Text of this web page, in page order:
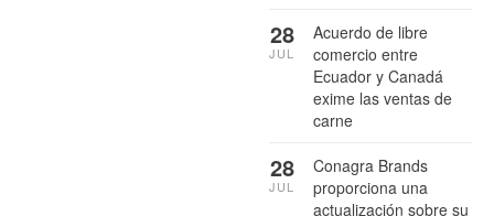
Acuerdo de libre
comercio entre
Ecuador y Canadá
exime las ventas de
carne
28
JUL
Conagra Brands
proporciona una
actualización sobre su
28
JUL